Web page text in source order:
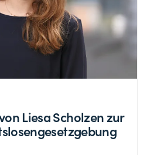
Liesa Scholzen zur